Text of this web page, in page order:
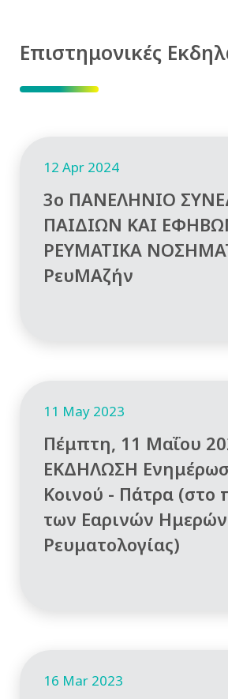
Επιστημονικές
12 Apr 2024
3ο ΠΑΝΕΛΗΝΙΟ
ΠΑΙΔΙΩΝ ΚΑΙ
ΡΕΥΜΑΤΙΚΑ
ΡευΜΑζήν
11 May 2023
Πέμπτη, 11 Μαΐου
ΕΚΔΗΛΩΣΗ
Κοινού - Πάτρα (στο
των Εαρινών Ημερών
Ρευματολογίας)
16 Mar 2023